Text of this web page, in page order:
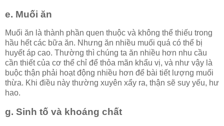
e. Muối ăn
Muối ăn là thành phần quen thuộc và không thể thiếu trong
hầu hết các bữa ăn. Nhưng ăn nhiều muối quá có thể bị
huyết áp cao. Thường thì chúng ta ăn nhiều hơn nhu cầu
cần thiết của cơ thể chỉ để thỏa mãn khẩu vị, và như vậy là
buộc thận phải hoạt động nhiều hơn để bài tiết lượng muối
thừa. Khi điều này thường xuyên xẩy ra, thận sẽ suy yếu, hư
hao.
g. Sinh tố và khoáng chất